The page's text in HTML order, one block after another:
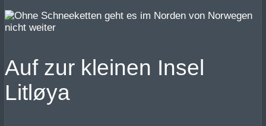
Auf zur kleinen Insel
Litløya